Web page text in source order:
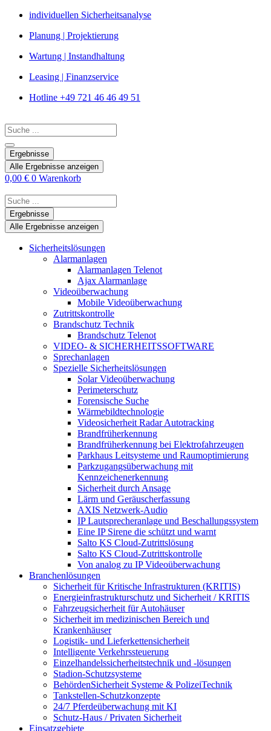
Zum
springen
individuellen Sicherheitsanalyse
Planung | Projektierung
Wartung | Instandhaltung
Leasing | Finanzservice
Hotline +49 721 46 46 49 51
Search
...
Ergebnisse
Alle Ergebnisse anzeigen
0,00 € 0 Warenkorb
Search
...Ergebnisse
Alle Ergebnisse anzeigen
Sicherheitslösungen
Alarmanlagen
Alarmanlagen Telenot
Ajax Alarmanlage
Videoüberwachung
Mobile Videoüberwachung
Zutrittskontrolle
Brandschutz Technik
Brandschutz Telenot
VIDEO- & SICHERHEITSSOFTWARE
Sprechanlagen
Spezielle Sicherheitslösungen
Solar Videoüberwachung
Perimeterschutz
Forensische Suche
Wärmebildtechnologie
Videosicherheit Radar Autotracking​
Brandfrüherkennung
Brandfrüherkennung bei Elektrofahrzeugen
Parkhaus Leitsysteme und Raumoptimierung
Parkzugangsüberwachung mit
Kennzeichenerkennung
Sicherheit durch Ansage
Lärm und Geräuscherfassung
AXIS Netzwerk-Audio
IP Lautsprecheranlage und Beschallungssystem
Eine IP Sirene die schützt und warnt
Salto KS Cloud-Zutrittslösung
Salto KS Cloud-Zutrittskontrolle
Von analog zu IP Videoüberwachung
Branchenlösungen
Sicherheit für Kritische Infrastrukturen (KRITIS)
Energieinfrastrukturschutz und Sicherheit / KRITIS
Fahrzeugsicherheit für Autohäuser
Sicherheit im medizinischen Bereich und
Krankenhäuser
Logistik- und Lieferkettensicherheit
Intelligente Verkehrssteuerung
Einzelhandelssicherheitstechnik und -lösungen
Stadion-Schutzsysteme
BehördenSicherheit Systeme & PolizeiTechnik
Tankstellen-Schutzkonzepte​
24/7 Pferdeüberwachung mit KI
Schutz-Haus / Privaten Sicherheit
Einsatzgebiete